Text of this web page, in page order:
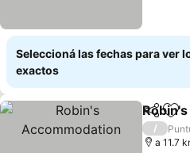
Seleccioná las fechas para ver
exactos
/
a 11.7